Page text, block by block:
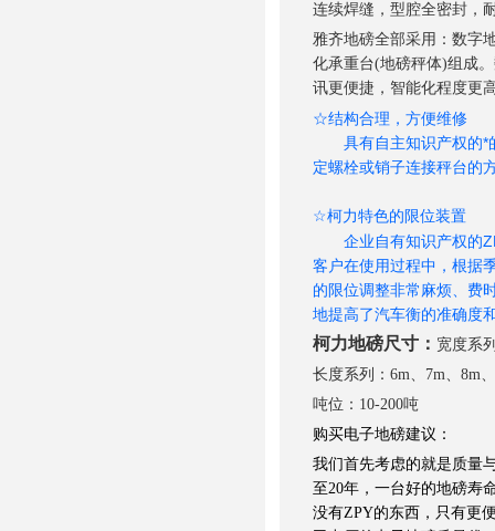
连续焊缝，型腔全密封，
雅齐地磅全部采用：数字
化承重台(地磅秤体)组成
讯更便捷，智能化程度更
☆结构合理，方便维修
具有自主知识产权的*的
定螺栓或销子连接秤台的
☆柯力特色的限位装置
企业自有知识产权的
客户在使用过程中，根据
的限位调整非常麻烦、费
地提高了汽车衡的准确度
柯力地磅尺寸： 宽度系
长度系列：6m、7m、8m
吨位：10-200吨
购买电子地磅建议 ：
我们首先考虑的就是质量
至20年，一台好的地磅寿
没有ZPY的东西，只有更